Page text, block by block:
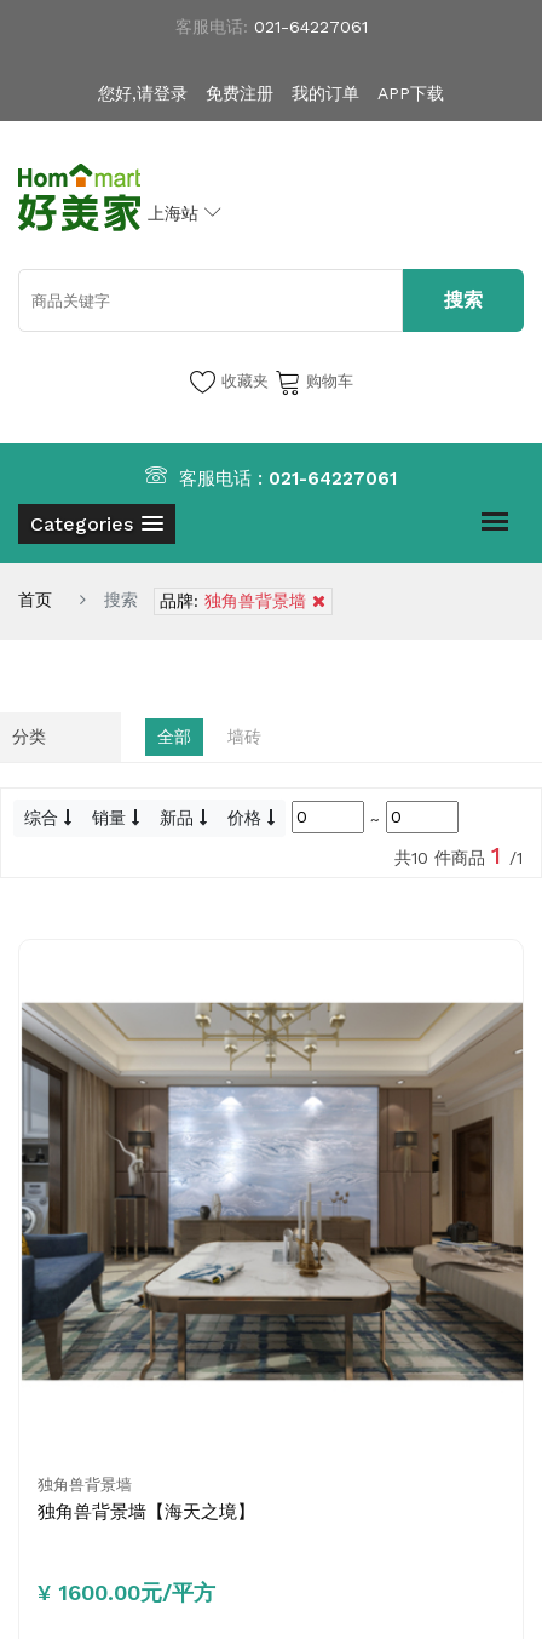
客服电话: 021-64227061
您好,请登录 免费注册 我的订单 APP下载
上海站
收藏夹 购物车
Categories
客服电话 : 021-64227061
首页 搜索 品牌: 独角兽背景墙
分类 全部 墙砖
综合 销量 新品 价格
~
共10 件商品 1 /1
独角兽背景墙
独角兽背景墙【海天之境】
¥ 1600.00元/平方